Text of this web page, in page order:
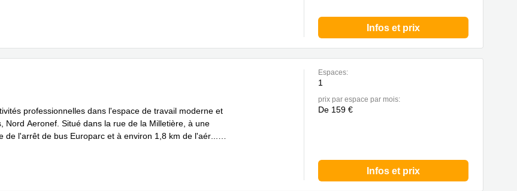
Infos et prix
rue de la Milletière, Loches
professionnelles dans l'espace de travail moderne et
Nord Aeronef. Situé dans la rue de la Milletière, à une
de l'arrêt de bus Europarc et à environ 1,8 km de l'aér
Espaces:
1
prix par espace par mois:
De 159 €
Infos et prix